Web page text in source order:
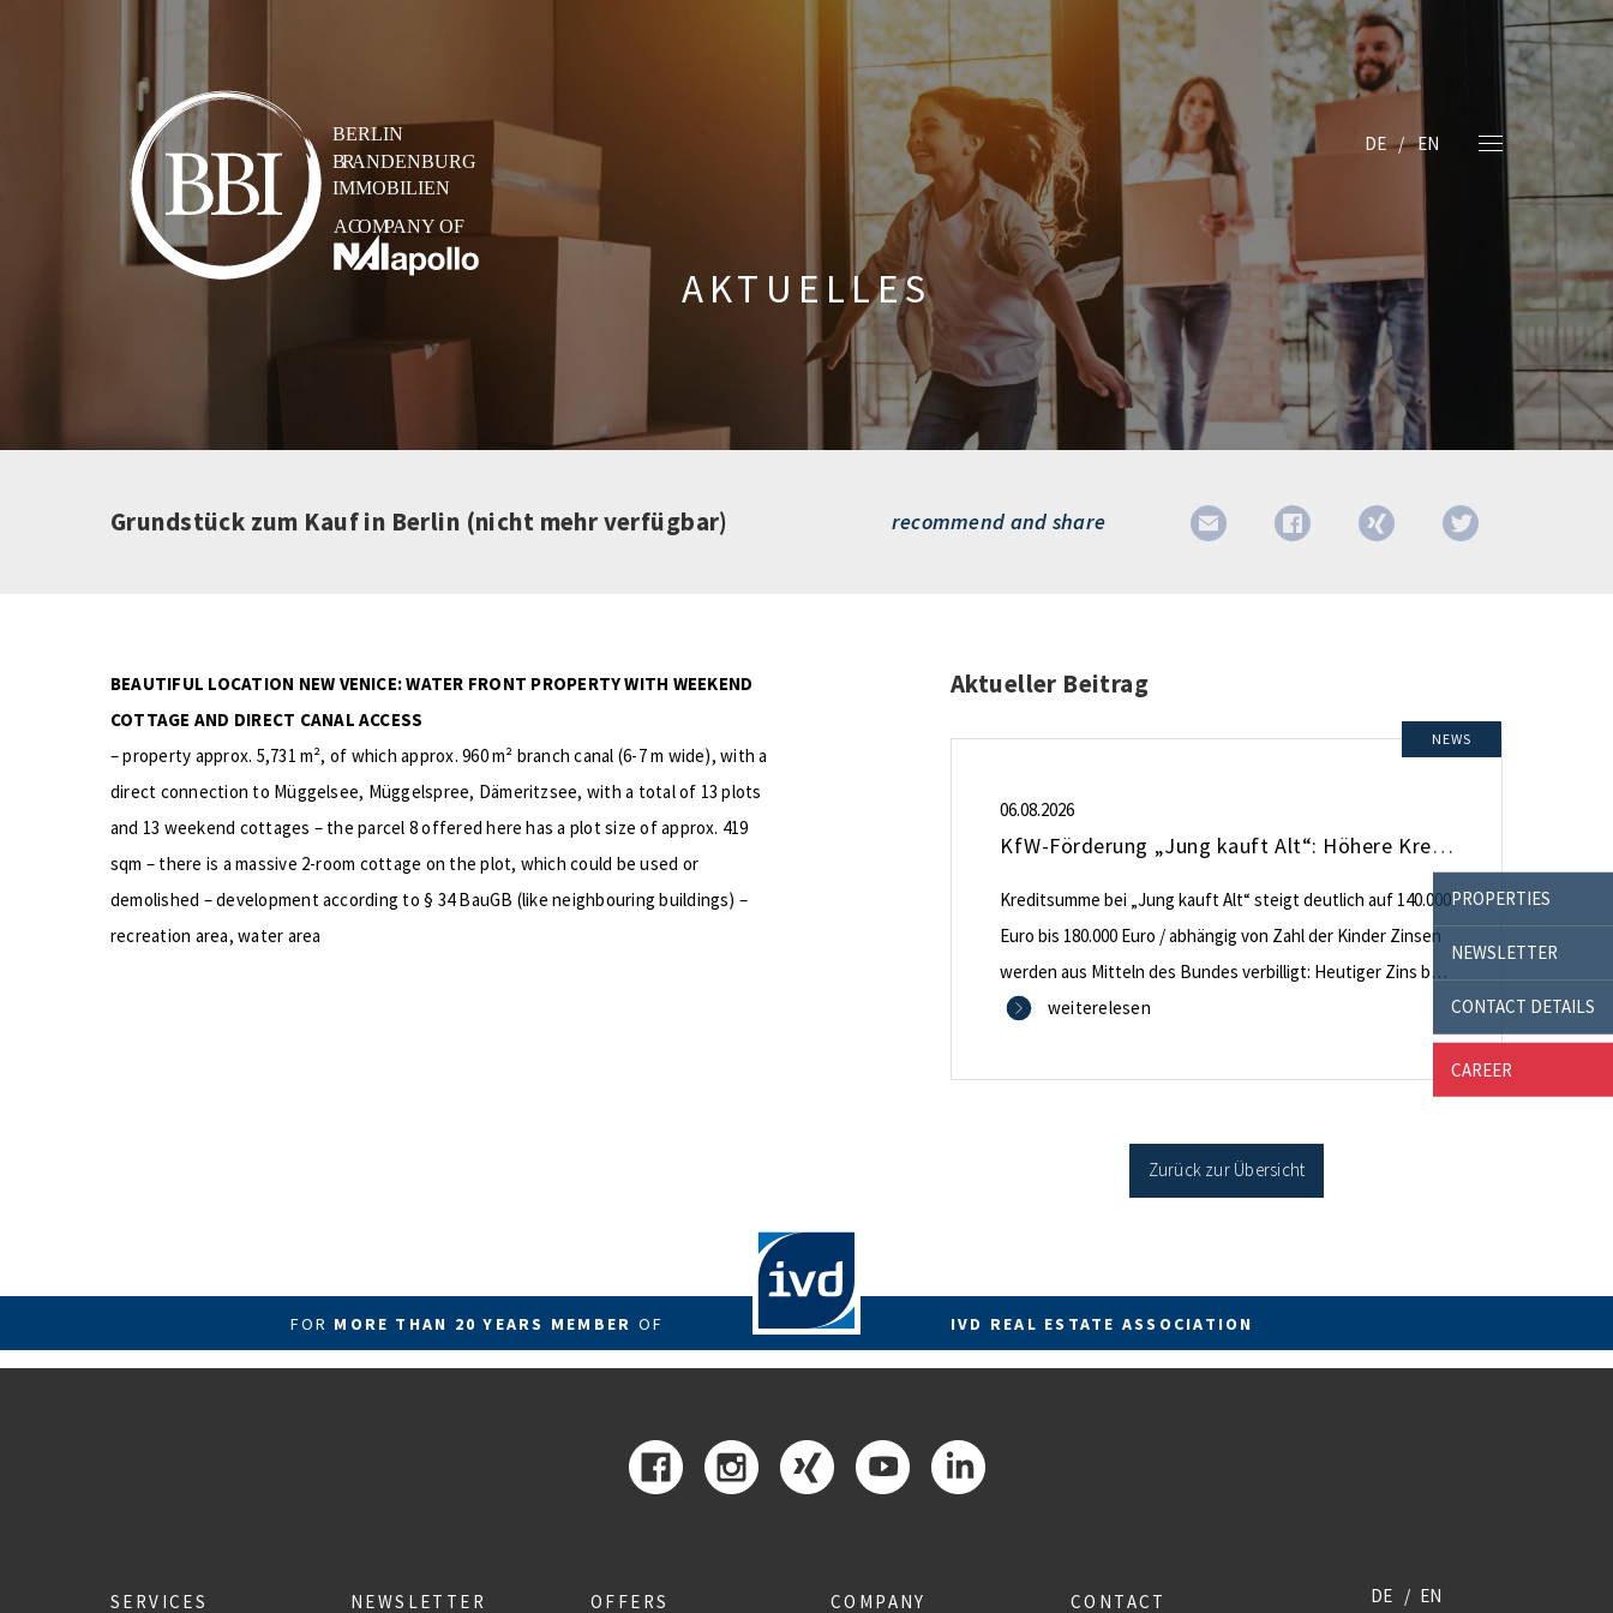
PROPERTIES
NEWSLETTER
CONTACT DETAILS
CAREER
DE EN
AKTUELLES
Grundstück zum Kauf in Berlin (nicht mehr verfügbar) recommend and share
BEAUTIFUL LOCATION NEW VENICE: WATER FRONT PROPERTY WITH WEEKEND
COTTAGE AND DIRECT CANAL ACCESS
– property approx. 5,731 m², of which approx. 960 m² branch canal (6-7 m wide), with a
direct connection to Müggelsee, Müggelspree, Dämeritzsee, with a total of 13 plots
and 13 weekend cottages – the parcel 8 offered here has a plot size of approx. 419
sqm – there is a massive 2-room cottage on the plot, which could be used or
demolished – development according to § 34 BauGB (like neighbouring buildings) –
recreation area, water area
Aktueller Beitrag
NEWS
06.08.2026
KfW-Förderung „Jung kauft Alt“: Höhere Kredite ab August 2026
Kreditsumme bei „Jung kauft Alt“ steigt deutlich auf 140.000
Euro bis 180.000 Euro / abhängig von Zahl der Kinder Zinsen
werden aus Mitteln des Bundes verbilligt: Heutiger Zins bei
0,53 Prozent effektiv bei 35 Jahren Laufzeit und 10 Jahren
energetischer Sanierung binnen 54 Monaten nach
weiterelesen
Zurück zur Übersicht
FOR MORE THAN 20 YEARS MEMBER OF IVD REAL ESTATE ASSOCIATION
SERVICES NEWSLETTER OFFERS COMPANY CONTACT DE EN